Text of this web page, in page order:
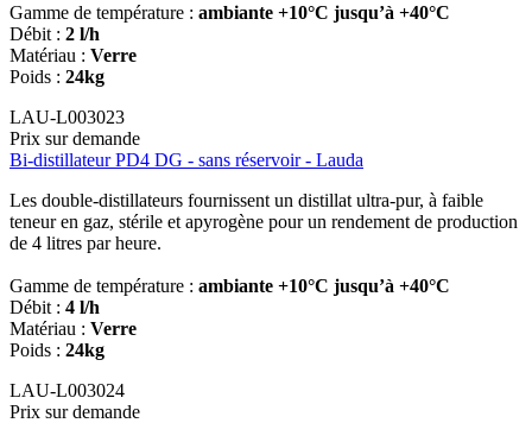
Gamme de température : ambiante +10°C jusqu’à +40°C
Débit : 2 l/h
Matériau : Verre
Poids : 24kg
LAU-L003023
Prix sur demande
Bi-distillateur PD4 DG - sans réservoir - Lauda
Les double-distillateurs fournissent un distillat ultra-pur, à faible
teneur en gaz, stérile et apyrogène pour un rendement de production
de 4 litres par heure.
Gamme de température : ambiante +10°C jusqu’à +40°C
Débit : 4 l/h
Matériau : Verre
Poids : 24kg
LAU-L003024
Prix sur demande